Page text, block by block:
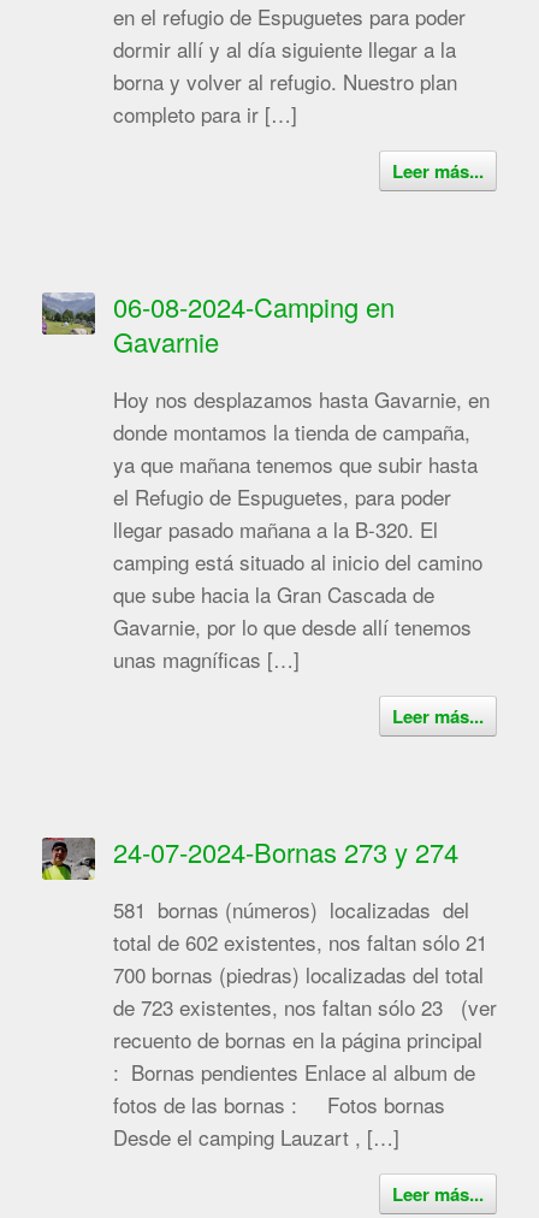
en el refugio de Espuguetes para poder
dormir allí y al día siguiente llegar a la
borna y volver al refugio. Nuestro plan
completo para ir […]
Leer más...
06-08-2024-Camping en
Gavarnie
Hoy nos desplazamos hasta Gavarnie, en
donde montamos la tienda de campaña,
ya que mañana tenemos que subir hasta
el Refugio de Espuguetes, para poder
llegar pasado mañana a la B-320. El
camping está situado al inicio del camino
que sube hacia la Gran Cascada de
Gavarnie, por lo que desde allí tenemos
unas magníficas […]
Leer más...
24-07-2024-Bornas 273 y 274
581 bornas (números) localizadas del
total de 602 existentes, nos faltan sólo 21
700 bornas (piedras) localizadas del total
de 723 existentes, nos faltan sólo 23 (ver
recuento de bornas en la página principal
: Bornas pendientes Enlace al album de
fotos de las bornas : Fotos bornas
Desde el camping Lauzart , […]
Leer más...